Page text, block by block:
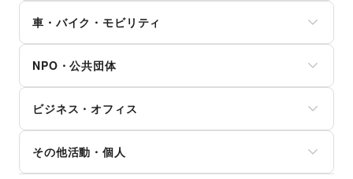
女性用品・フェムテック
コンタクトレンズ
医療・医薬品
その他美容・健康
コミック・マンガ
アイドル・芸能人
CD・DVD・本・雑誌
Webメディア・アプリ
テレビ・ドラマ
映画
音楽・ライブ
演劇
占い
その他アート・デザイン
キャンプ・アウトドア
野球
サッカー
バスケットボール
ゴルフ
その他レジャー・スポーツ
車・バイク・モビリティ
バイク・オートバイ
自転車・ロードバイク
マイクロモビリティ
その他車・バイク・モビリティ
NPO・公共団体
外国団体・大使館
募金・寄付
NPO・ボランティア活動
その他NPO・公共団体
ビジネス・オフィス
オフィス家具・OA機器
イベント企画・運営
その他活動・個人